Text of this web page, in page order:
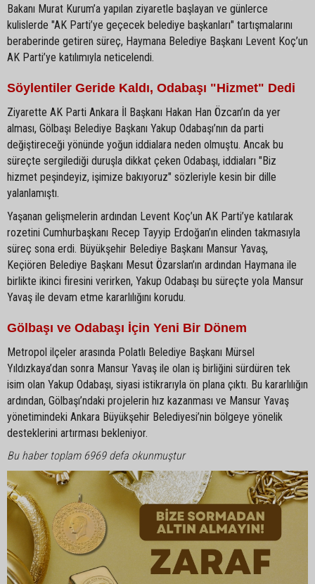
Bakanı Murat Kurum’a yapılan ziyaretle başlayan ve günlerce
kulislerde "AK Parti’ye geçecek belediye başkanları" tartışmalarını
beraberinde getiren süreç, Haymana Belediye Başkanı Levent Koç’un
AK Parti’ye katılımıyla neticelendi.
Söylentiler Geride Kaldı, Odabaşı "Hizmet" Dedi
Ziyarette AK Parti Ankara İl Başkanı Hakan Han Özcan’ın da yer
alması, Gölbaşı Belediye Başkanı Yakup Odabaşı’nın da parti
değiştireceği yönünde yoğun iddialara neden olmuştu. Ancak bu
süreçte sergilediği duruşla dikkat çeken Odabaşı, iddiaları "Biz
hizmet peşindeyiz, işimize bakıyoruz" sözleriyle kesin bir dille
yalanlamıştı.
Yaşanan gelişmelerin ardından Levent Koç’un AK Parti’ye katılarak
rozetini Cumhurbaşkanı Recep Tayyip Erdoğan’ın elinden takmasıyla
süreç sona erdi. Büyükşehir Belediye Başkanı Mansur Yavaş,
Keçiören Belediye Başkanı Mesut Özarslan’ın ardından Haymana ile
birlikte ikinci firesini verirken, Yakup Odabaşı bu süreçte yola Mansur
Yavaş ile devam etme kararlılığını korudu.
Gölbaşı ve Odabaşı İçin Yeni Bir Dönem
Metropol ilçeler arasında Polatlı Belediye Başkanı Mürsel
Yıldızkaya’dan sonra Mansur Yavaş ile olan iş birliğini sürdüren tek
isim olan Yakup Odabaşı, siyasi istikrarıyla ön plana çıktı. Bu kararlılığın
ardından, Gölbaşı’ndaki projelerin hız kazanması ve Mansur Yavaş
yönetimindeki Ankara Büyükşehir Belediyesi’nin bölgeye yönelik
desteklerini artırması bekleniyor.
Bu haber toplam 6969 defa okunmuştur